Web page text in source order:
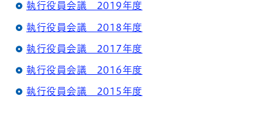
執行役員会議 2019年度
執行役員会議 2018年度
執行役員会議 2017年度
執行役員会議 2016年度
執行役員会議 2015年度